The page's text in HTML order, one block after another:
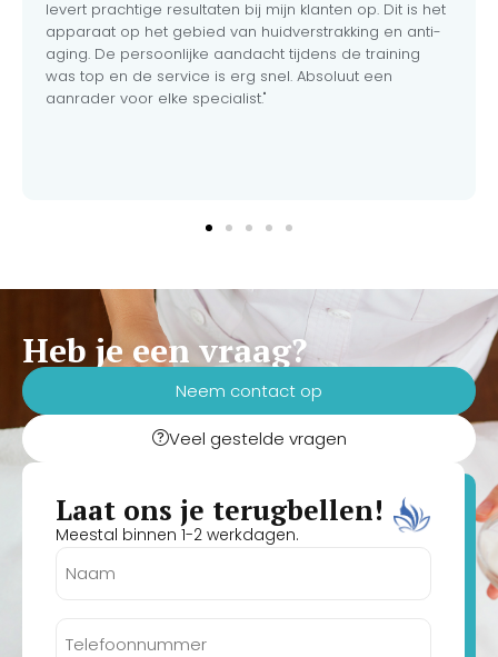
levert prachtige resultaten bij mijn klanten op. Dit is het
apparaat op het gebied van huidverstrakking en anti-
aging. De persoonlijke aandacht tijdens de training
was top en de service is erg snel. Absoluut een
aanrader voor elke specialist."
Heb je een vraag?
Neem contact op
Veel gestelde vragen
Laat ons je terugbellen!
Meestal binnen 1-2 werkdagen.